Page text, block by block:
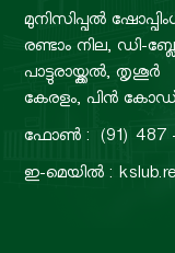
മുനിസിപ്പൽ
രണ്ടാം നില, ഡി-
പാട്ടുരായ്ക്കൽ, തൃശൂർ
കേരളം, പിൻ കോഡ്
ഫോൺ : (91) 487 -
ഇ-മെയിൽ :